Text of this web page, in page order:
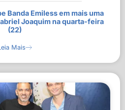
Banda Emiless em mais uma
Joaquim na quarta-feira
(22)
Mais